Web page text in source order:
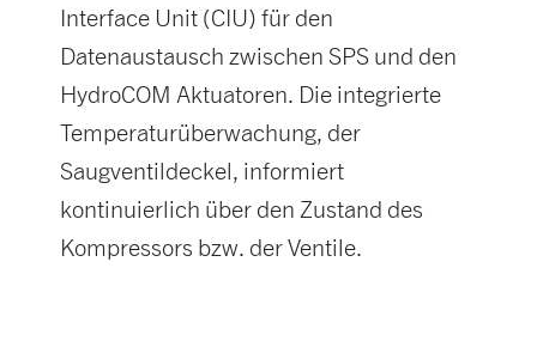
Interface Unit (CIU) für den
Datenaustausch zwischen SPS und den
HydroCOM Aktuatoren. Die integrierte
Temperaturüberwachung, der
Saugventildeckel, informiert
kontinuierlich über den Zustand des
Kompressors bzw. der Ventile.